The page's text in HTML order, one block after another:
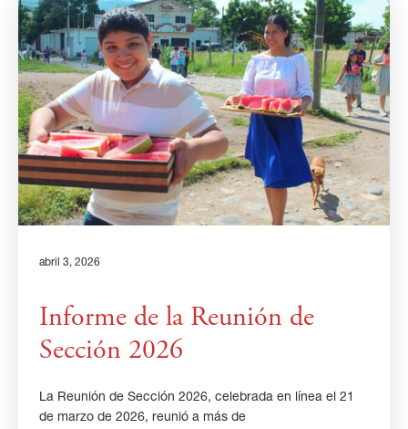
abril 3, 2026
Informe de la Reunión de
Sección 2026
La Reunión de Sección 2026, celebrada en línea el 21
de marzo de 2026, reunió a más de